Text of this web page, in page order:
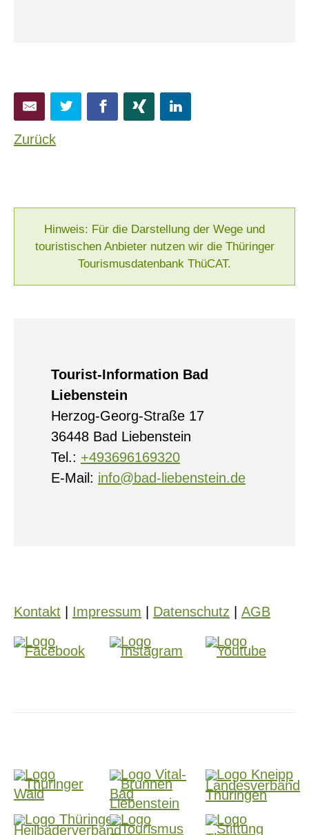
Zurück
Hinweis: Für die Darstellung der Wege und
touristischen Anbieter nutzen wir die Thüringer
Tourismusdatenbank ThüCAT.
Tourist-Information Bad
Liebenstein
Herzog-Georg-Straße 17
36448 Bad Liebenstein
Tel.: +493696169320
E-Mail: info@bad-liebenstein.de
Kontakt Impressum Datenschutz AGB